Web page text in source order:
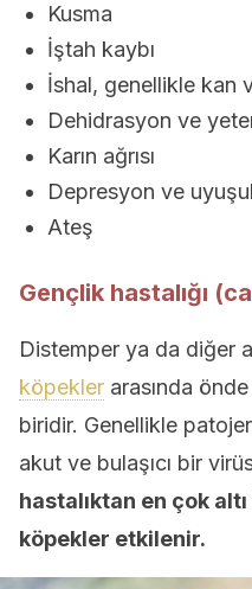
Kusma
İştah kaybı
İshal, genellikle kan
Dehidrasyon ve
Karın ağrısı
Depresyon ve
Ateş
Gençlik hastalığı
Distemper ya da diğer
köpekler arasında
biridir. Genellikle
akut ve bulaşıcı bir virüs
hastalıktan en çok
köpekler etkilenir.